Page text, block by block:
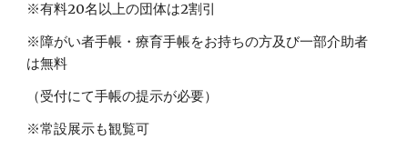
※有料20名以上の団体は2割引
※障がい者手帳・療育手帳をお持ちの方及び一部介助者
は無料
（受付にて手帳の提示が必要）
※常設展示も観覧可